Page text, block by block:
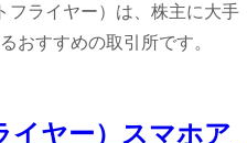
フライヤー）は、株主に大手
おすすめの取引所です。
ヤー）スマホア